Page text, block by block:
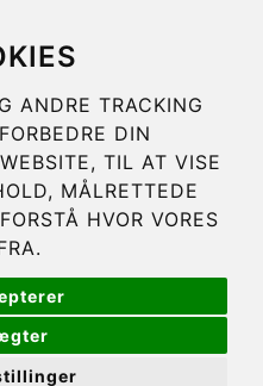
ANDRE TRACKING
DIN
TIL AT VISE
MÅLRETTEDE
HVOR VORES